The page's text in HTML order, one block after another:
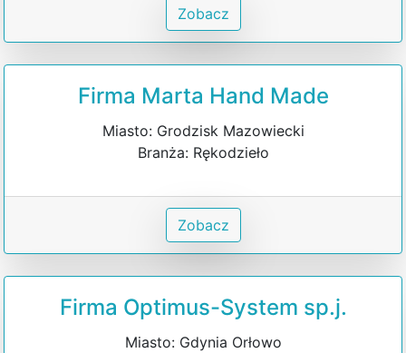
Zobacz
Firma Marta Hand Made
Miasto: Grodzisk Mazowiecki
Branża: Rękodzieło
Zobacz
Firma Optimus-System sp.j.
Miasto: Gdynia Orłowo